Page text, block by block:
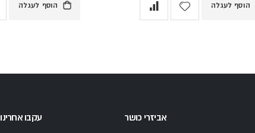
הוסף לעגלה הוסף לעגלה
אביזרי כושר עקבו אחרינו